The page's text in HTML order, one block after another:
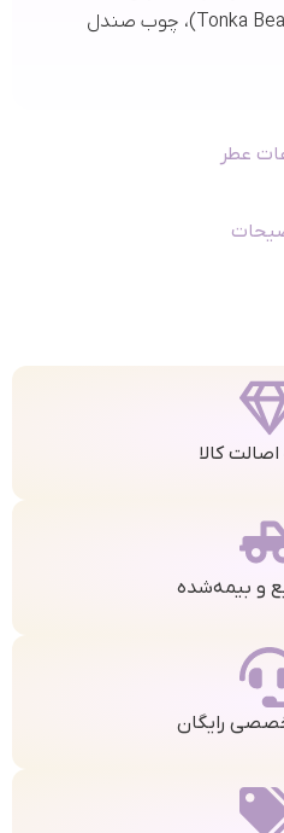
عطر
(Ultravanil™)، دانه‌ تونکا (Tonka Bean)، چوب صندل
کالا
و بیمه‌شده
رایگان